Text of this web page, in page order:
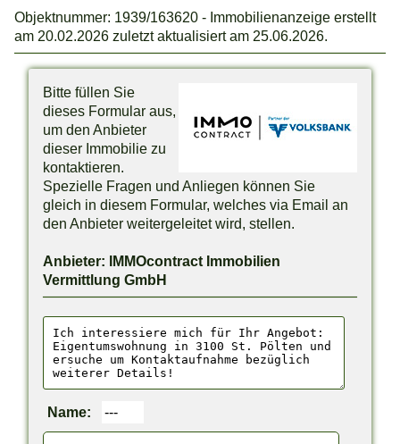
Objektnummer: 1939/163620 - Immobilienanzeige erstellt
am 20.02.2026 zuletzt aktualisiert am 25.06.2026.
Bitte füllen Sie
dieses Formular aus,
um den Anbieter
dieser Immobilie zu
kontaktieren.
Spezielle Fragen und Anliegen können Sie
gleich in diesem Formular, welches via Email an
den Anbieter weitergeleitet wird, stellen.
Anbieter: IMMOcontract Immobilien
Vermittlung GmbH
Name: